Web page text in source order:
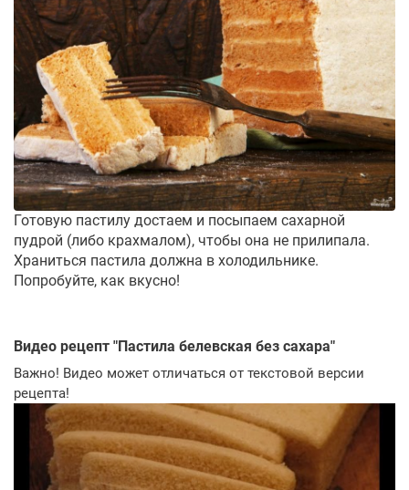
Готовую пастилу достаем и посыпаем сахарной
пудрой (либо крахмалом), чтобы она не прилипала.
Храниться пастила должна в холодильнике.
Попробуйте, как вкусно!
Видео рецепт "Пастила белевская без сахара"
Важно! Видео может отличаться от текстовой версии
рецепта!